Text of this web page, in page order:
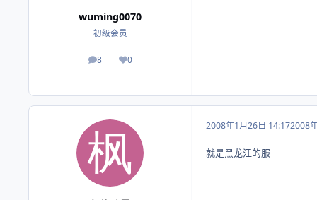
wuming0070
初级会员
8
帖子 0
荣誉积分
2008年1月26日 14:172008
就是黑龙江的服